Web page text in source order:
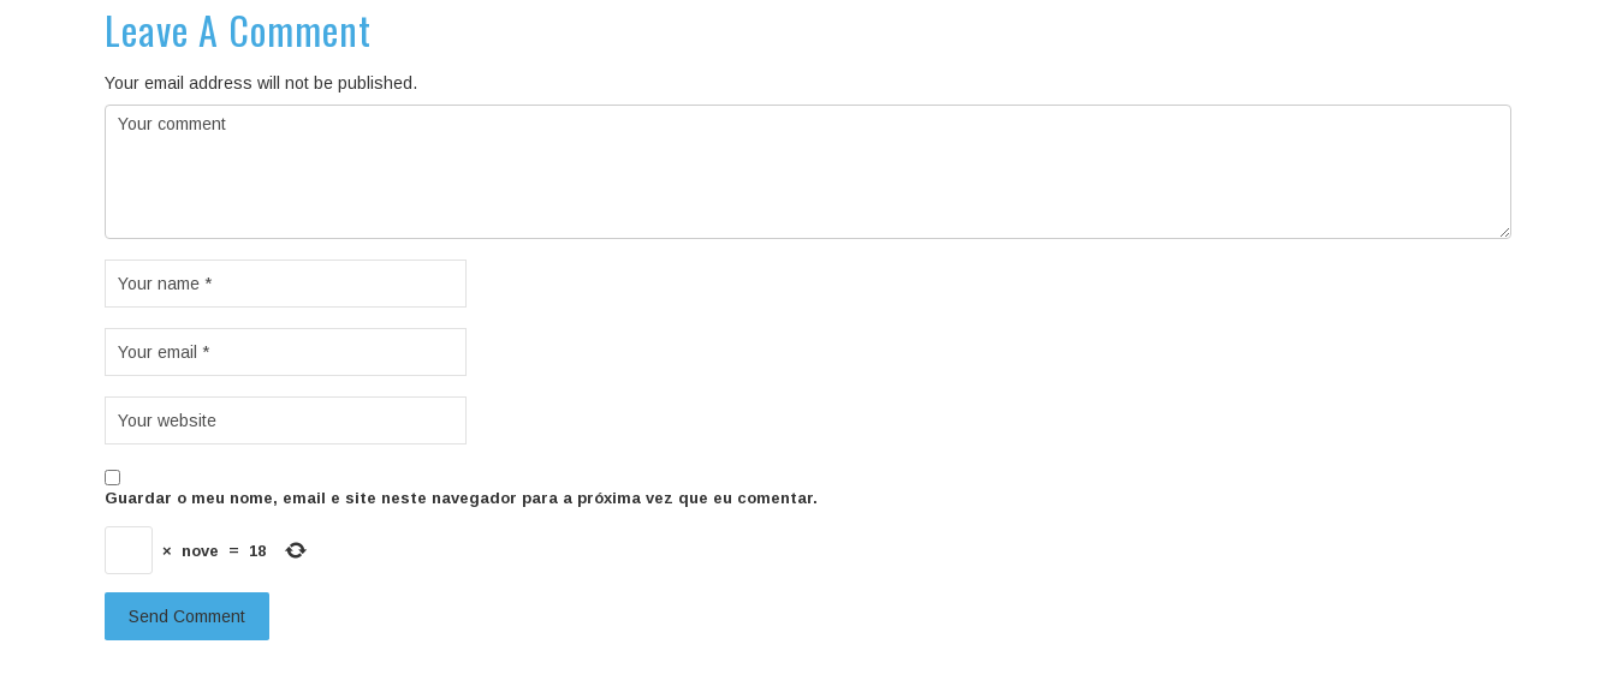
Leave A Comment
Your email address will not be published.
Guardar o meu nome, email e site neste navegador para a próxima vez que eu comentar.
× nove = 18